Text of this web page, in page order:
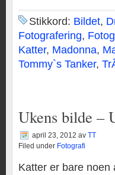
Stikkord: Bildet,
Fotografering,
Katter, Madonna,
Tommy`s Tanker,
Ukens bilde –
april 23, 2012 av TT
Filed under Fotografi
Katter er bare noen